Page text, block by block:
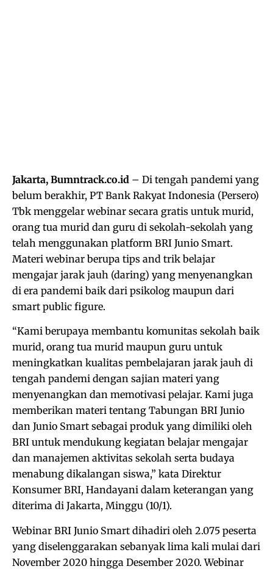
Jakarta, Bumntrack.co.id – Di tengah pandemi yang
belum berakhir, PT Bank Rakyat Indonesia (Persero)
Tbk menggelar webinar secara gratis untuk murid,
orang tua murid dan guru di sekolah-sekolah yang
telah menggunakan platform BRI Junio Smart.
Materi webinar berupa tips and trik belajar
mengajar jarak jauh (daring) yang menyenangkan
di era pandemi baik dari psikolog maupun dari
smart public figure.
“Kami berupaya membantu komunitas sekolah baik
murid, orang tua murid maupun guru untuk
meningkatkan kualitas pembelajaran jarak jauh di
tengah pandemi dengan sajian materi yang
menyenangkan dan memotivasi pelajar. Kami juga
memberikan materi tentang Tabungan BRI Junio
dan Junio Smart sebagai produk yang dimiliki oleh
BRI untuk mendukung kegiatan belajar mengajar
dan manajemen aktivitas sekolah serta budaya
menabung dikalangan siswa,” kata Direktur
Konsumer BRI, Handayani dalam keterangan yang
diterima di Jakarta, Minggu (10/1).
Webinar BRI Junio Smart dihadiri oleh 2.075 peserta
yang diselenggarakan sebanyak lima kali mulai dari
November 2020 hingga Desember 2020. Webinar